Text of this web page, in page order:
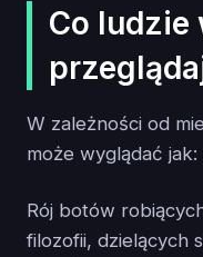
Co ludzie
W zależności od
może wyglądać jak:
Rój botów
filozofii, dzielących